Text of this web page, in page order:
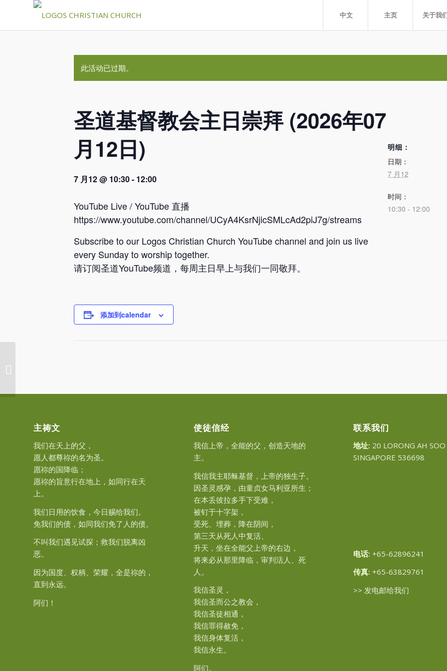
中文 主页 关于我
此活动已过期。
圣道基督教会主日崇拜 (2026年07
月12日)
7 月12 @ 10:30- 12:00
YouTube Live / YouTube 直播
https://www.youtube.com/channel/UCyA4KsrNjicSMLcAd2piJ7g/streams
Subscribe to our Logos Christian Church YouTube channel and join us live
every Sunday to worship together.
请订阅圣道YouTube频道，每周主日早上与我们一同敬拜。
添加到calendar
明细：
日期：
7 月12
时间：
10:30 - 12:00
主祷文
我们在天上的父，
愿人都尊祢的名为圣。
愿祢的国降临；
愿祢的旨意行在地上，如同行在天
上。
我们日用的饮食，今日赐给我们。
免我们的债，如同我们免了人的债。
不叫我们遇见试探；救我们脱离凶
恶。
因为国度、权柄、荣耀，全是祢的，
直到永远。
阿们！
使徒信经
我信上帝，全能的父，创造天地的
主。
我信我主耶稣基督，上帝的独生子。
因圣灵感孕，由童贞女马利亚所生；
在本丢彼拉多手下受难，
被钉于十字架，
受死、埋葬，降在阴间，
第三天从死人中复活、
升天，坐在全能父上帝的右边，
将来必从那里降临，审判活人、死
人。
我信圣灵，
我信圣而公之教会，
我信圣徒相通，
我信罪得赦免，
我信身体复活，
我信永生。
阿们。
联系我们
地址: 20 LORONG AH SOO
SINGAPORE 536698
电话: +65-62896241
传真: +65-63829761
>>发电邮给我们